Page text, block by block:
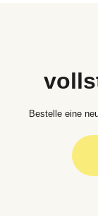
Bestelle eine